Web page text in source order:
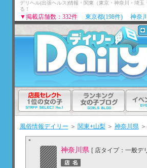
デリヘル(出張ヘルス)情報・関東（東京・神奈川・埼
る！
▼掲載店舗数：332件 東京都(198件) 神奈
風俗情報デイリー ＞ 関東+山梨 ＞ 神奈川県 ＞
神奈川県 [ 店タイプ：一般デ